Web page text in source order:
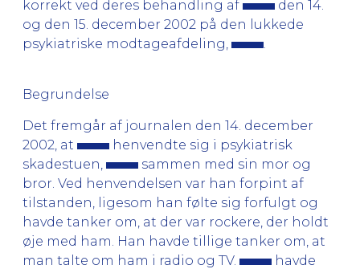
korrekt ved deres behandling af
den 14.
og den 15. december 2002 på den lukkede
psykiatriske modtageafdeling,
Begrundelse
Det fremgår af journalen den 14. december
2002, at
henvendte sig i psykiatrisk
skadestuen,
sammen med sin mor og
bror. Ved henvendelsen var han forpint af
tilstanden, ligesom han følte sig forfulgt og
havde tanker om, at der var rockere, der holdt
øje med ham. Han havde tillige tanker om, at
man talte om ham i radio og TV.
havde